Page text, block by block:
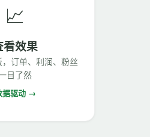
📈
看效果
订单、利润、粉丝
目了然
据驱动 →